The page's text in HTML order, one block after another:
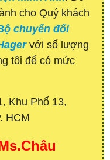
cho Quý khách
chuyển đổi
với số lượng
tôi để có mức
Khu Phố 13,
HCM